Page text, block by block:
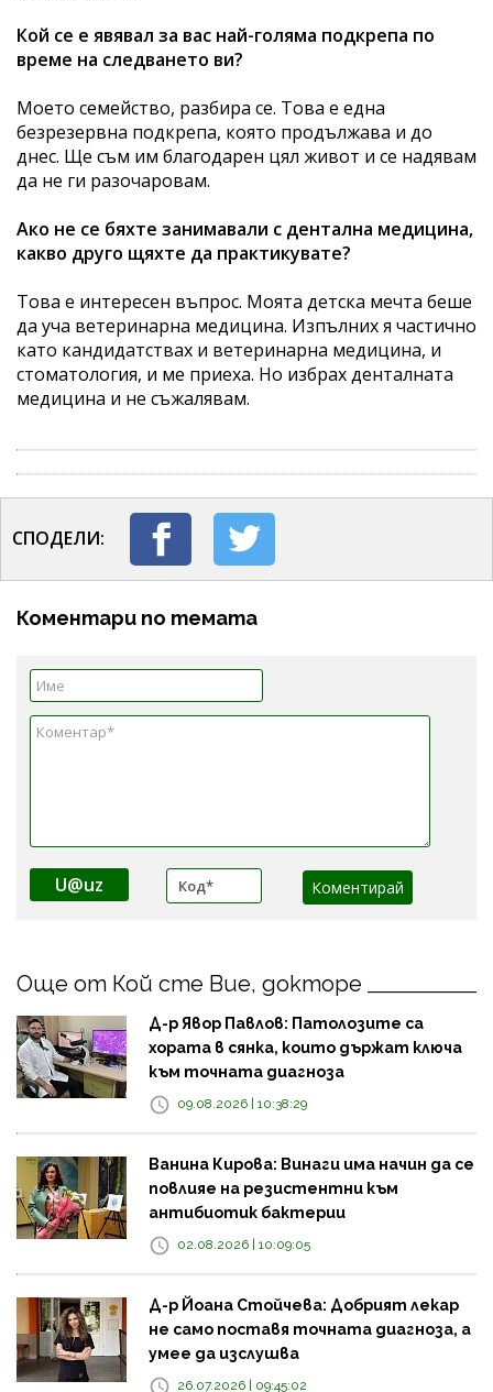
Кой се е явявал за вас най-голяма подкрепа по
време на следването ви?
Моето семейство, разбира се. Това е една
безрезервна подкрепа, която продължава и до
днес. Ще съм им благодарен цял живот и се надявам
да не ги разочаровам.
Ако не се бяхте занимавали с дентална медицина,
какво друго щяхте да практикувате?
Това е интересен въпрос. Моята детска мечта беше
да уча ветеринарна медицина. Изпълних я частично
като кандидатствах и ветеринарна медицина, и
стоматология, и ме приеха. Но избрах денталната
медицина и не съжалявам.
СПОДЕЛИ:
Коментари по темата
U@uz
Още от Кой сте Вие, докторе
Д-р Явор Павлов: Патолозите са
хората в сянка, които държат ключа
към точната диагноза
09.08.2026 | 10:38:29
Ванина Кирова: Винаги има начин да се
повлияе на резистентни към
антибиотик бактерии
02.08.2026 | 10:09:05
Д-р Йоана Стойчева: Добрият лекар
не само поставя точната диагноза, а
умее да изслушва
26.07.2026 | 09:45:02